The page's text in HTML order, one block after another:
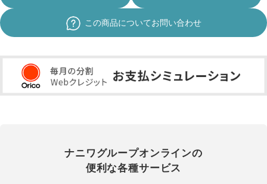
この商品についてお問い合わせ
ナニワグループオンラインの
便利な各種サービス